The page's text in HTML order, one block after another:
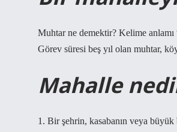
Muhtar ne demektir? Kelime
Görev süresi beş yıl olan muhtar,
Mahalle
1. Bir şehrin, kasabanın veya